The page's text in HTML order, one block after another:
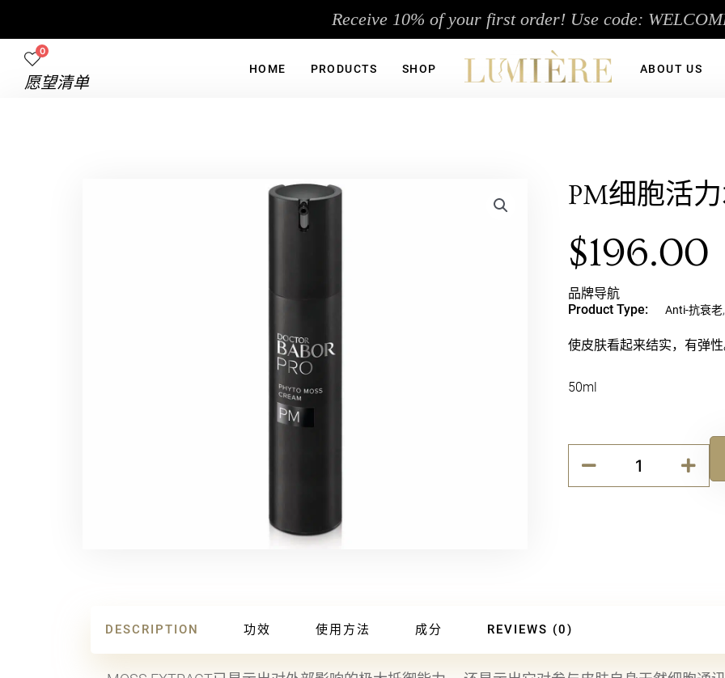
Receive 10% of your first order! Use code:
0
愿望清单
HOME PRODUCTS SHOP ABOUT US
PM细胞活
$196.00
品牌导航
Product Type:
Anti-抗衰老
使皮肤看起来结实，有弹
50ml
PM
胞
DESCRIPTION 功效 使用方法 成分 REVIEWS (0)